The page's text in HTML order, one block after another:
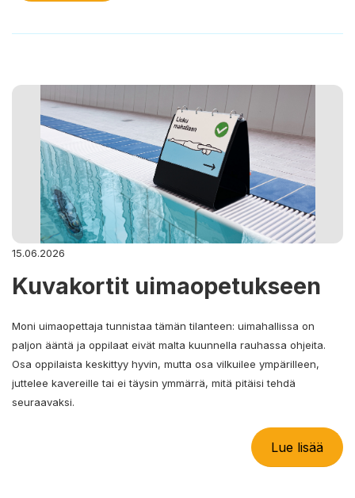
15.06.2026
Kuvakortit uimaopetukseen
Moni uimaopettaja tunnistaa tämän tilanteen: uimahallissa on
paljon ääntä ja oppilaat eivät malta kuunnella rauhassa ohjeita.
Osa oppilaista keskittyy hyvin, mutta osa vilkuilee ympärilleen,
juttelee kavereille tai ei täysin ymmärrä, mitä pitäisi tehdä
seuraavaksi.
Lue lisää